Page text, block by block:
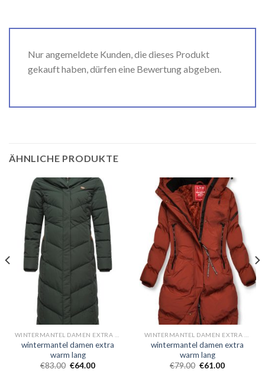
Nur angemeldete Kunden, die dieses Produkt
gekauft haben, dürfen eine Bewertung abgeben.
ÄHNLICHE PRODUKTE
wintermantel damen extra
warm lang
€83.00 €64.00
wintermantel damen extra
warm lang
€79.00 €61.00